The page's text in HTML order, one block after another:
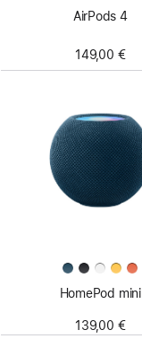
AirPods 4
149,00 €
HomePod mini
139,00 €